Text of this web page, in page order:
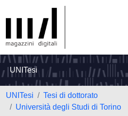
UNITesi
UNITesi
Tesi di dottorato
Università degli Studi di Torino